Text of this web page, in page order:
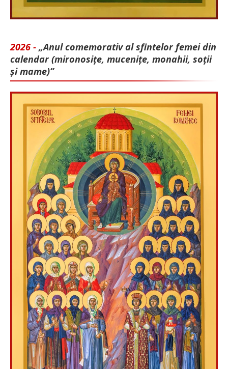
2026 - „Anul comemorativ al sfintelor femei din
calendar (mironosițe, mu­cenițe, monahii, soții
și mame)”